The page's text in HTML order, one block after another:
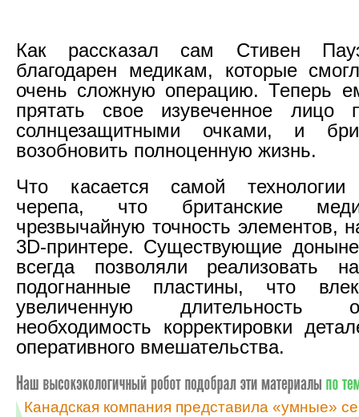
Как рассказал сам Стивен
благодарен медикам, которые
очень сложную операцию. Теперь
прятать свое изувеченное
солнцезащитными очками, и
возобновить полноценную жизнь.
Что касается самой технологии
черепа, что британские
чрезвычайную точность элементов,
3D-принтере. Существующие
всегда позволяли реализовать
подогнанные пластины, что
увеличенную длительность
необходимость корректировки
оперативного вмешательства.
Канадская компания представила «умные»